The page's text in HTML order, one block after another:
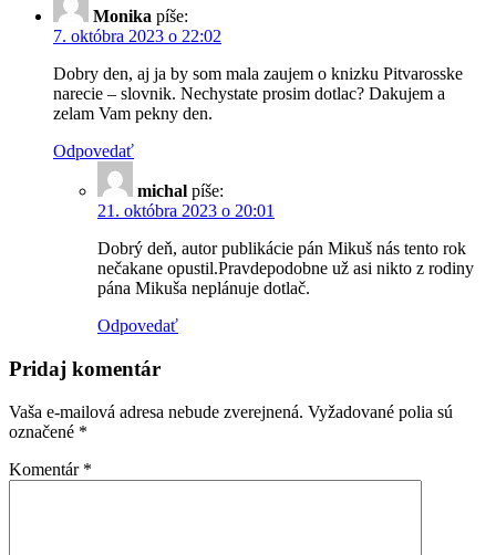
Monika píše:
7. októbra 2023 o 22:02
Dobry den, aj ja by som mala zaujem o knizku Pitvarosske
narecie – slovnik. Nechystate prosim dotlac? Dakujem a
zelam Vam pekny den.
Odpovedať
michal píše:
21. októbra 2023 o 20:01
Dobrý deň, autor publikácie pán Mikuš nás tento rok
nečakane opustil.Pravdepodobne už asi nikto z rodiny
pána Mikuša neplánuje dotlač.
Odpovedať
Pridaj komentár
Vaša e-mailová adresa nebude zverejnená. Vyžadované polia sú
označené *
Komentár *